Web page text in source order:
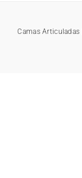
Camas Articuladas